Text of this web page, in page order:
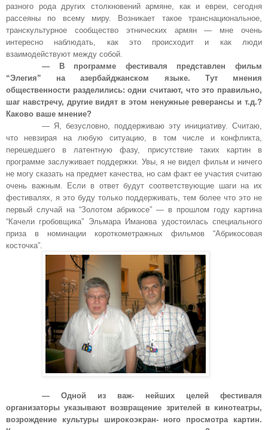
разного рода других столкновений армяне, как и евреи, сегодня
рассеяны по всему миру. Возникает такое транснациональное,
транскультурное сообщество этнических армян — мне очень
интересно наблюдать, как это происходит и как люди
взаимодействуют между собой.
— В программе фестиваля представлен фильм
“Элегия” на азербайджанском языке. Тут мнения
общественности разделились: одни считают, что это правильно,
шаг навстречу, другие видят в этом ненужные реверансы и т.д.?
Каково ваше мнение?
— Я, безусловно, поддерживаю эту инициативу. Считаю,
что невзирая на любую ситуацию, в том числе и конфликта,
перешедшего в латентную фазу, присутствие таких картин в
программе заслуживает поддержки. Увы, я не видел фильм и ничего
не могу сказать на предмет качества, но сам факт ее участия считаю
очень важным. Если в ответ будут соответствующие шаги на их
фестивалях, я это буду только поддерживать, тем более что это не
первый случай на “Золотом абрикосе” — в прошлом году картина
“Качели гробовщика” Эльмара Иманова удостоилась специального
приза в номинации короткометражных фильмов “Абрикосовая
косточка”.
— Одной из важ- нейших целей фестиваля
организаторы указывают возвращение зрителей в кинотеатры,
возрождение культуры широкоэкран- ного просмотра картин.